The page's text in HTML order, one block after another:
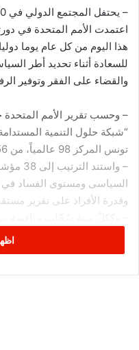
هذا اليوم من كل عام يوما
للسعادة أثناء تحديد أطر
والقضاء على الفقر وتوفير
“شبكة حلول التنمية
تونس المركز 98 عالمياً، من 156 دولة مصنفة.
–
السياسى ومستوى الفساد في
وقدرة الأفراد على تقرير
والنرويج وسويسرا) على
ثالثة في المرة السابقة في